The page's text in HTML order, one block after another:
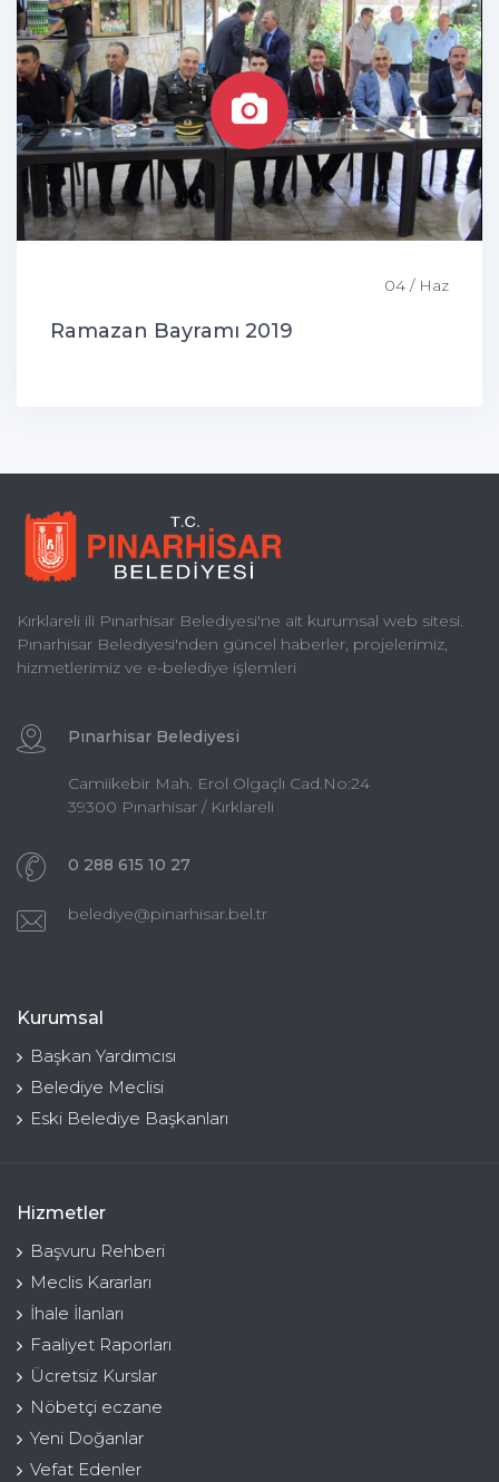
04 / Haz
Ramazan Bayramı 2019
Kırklareli ili Pınarhisar Belediyesi'ne ait kurumsal web sitesi.
Pınarhisar Belediyesi'nden güncel haberler, projelerimiz,
hizmetlerimiz ve e-belediye işlemleri
Pınarhisar Belediyesi
Camiikebir Mah. Erol Olgaçlı Cad.No:24
39300 Pınarhisar / Kırklareli
0 288 615 10 27
belediye@pinarhisar.bel.tr
Kurumsal
Başkan Yardımcısı
Belediye Meclisi
Eski Belediye Başkanları
Hizmetler
Başvuru Rehberi
Meclis Kararları
İhale İlanları
Faaliyet Raporları
Ücretsiz Kurslar
Nöbetçi eczane
Yeni Doğanlar
Vefat Edenler